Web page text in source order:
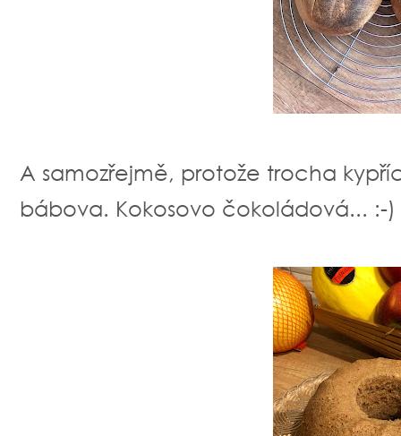
A samozřejmě, protože trocha
bábova. Kokosovo čokoládová... :-)